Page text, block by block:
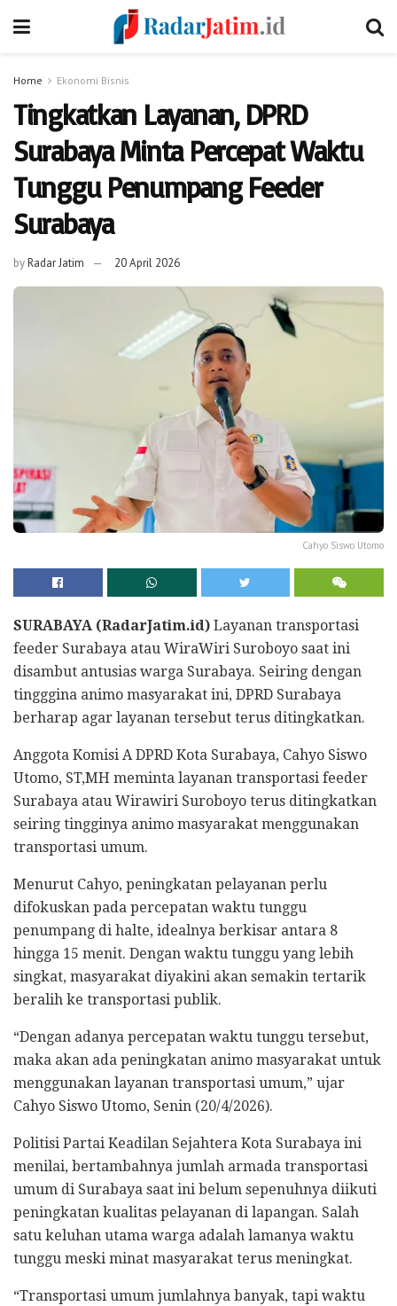
Home Ekonomi Bisnis
Tingkatkan Layanan, DPRD
Surabaya Minta Percepat Waktu
Tunggu Penumpang Feeder
Surabaya
byRadar Jatim 20 April 2026
Cahyo Siswo Utomo
SURABAYA (RadarJatim.id) Layanan transportasi
feeder Surabaya atau WiraWiri Suroboyo saat ini
disambut antusias warga Surabaya. Seiring dengan
tingggina animo masyarakat ini, DPRD Surabaya
berharap agar layanan tersebut terus ditingkatkan.
Anggota Komisi A DPRD Kota Surabaya, Cahyo Siswo
Utomo, ST,MH meminta layanan transportasi feeder
Surabaya atau Wirawiri Suroboyo terus ditingkatkan
seiring tingginya animo masyarakat menggunakan
transportasi umum.
Menurut Cahyo, peningkatan pelayanan perlu
difokuskan pada percepatan waktu tunggu
penumpang di halte, idealnya berkisar antara 8
hingga 15 menit. Dengan waktu tunggu yang lebih
singkat, masyarakat diyakini akan semakin tertarik
beralih ke transportasi publik.
“Dengan adanya percepatan waktu tunggu tersebut,
maka akan ada peningkatan animo masyarakat untuk
menggunakan layanan transportasi umum,” ujar
Cahyo Siswo Utomo, Senin (20/4/2026).
Politisi Partai Keadilan Sejahtera Kota Surabaya ini
menilai, bertambahnya jumlah armada transportasi
umum di Surabaya saat ini belum sepenuhnya diikuti
peningkatan kualitas pelayanan di lapangan. Salah
satu keluhan utama warga adalah lamanya waktu
tunggu meski minat masyarakat terus meningkat.
“Transportasi umum jumlahnya banyak, tapi waktu